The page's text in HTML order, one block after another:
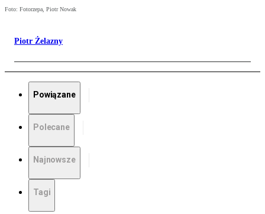
Foto: Fotorzepa, Piotr Nowak
Piotr Żelazny
Powiązane
Polecane
Najnowsze
Tagi